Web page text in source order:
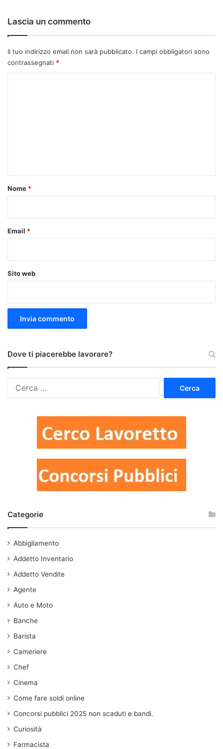
Lascia un commento
Il tuo indirizzo email non sarà pubblicato. I campi obbligatori sono
contrassegnati *
o
Nome *
Email *
Sito web
Dove ti piacerebbe lavorare?
Categorie
Abbigliamento
Addetto Inventario
Addetto Vendite
Agente
Auto e Moto
Banche
Barista
Cameriere
Chef
Cinema
Come fare soldi online
Concorsi pubblici 2025 non scaduti e bandi.
Curiosità
Farmacista